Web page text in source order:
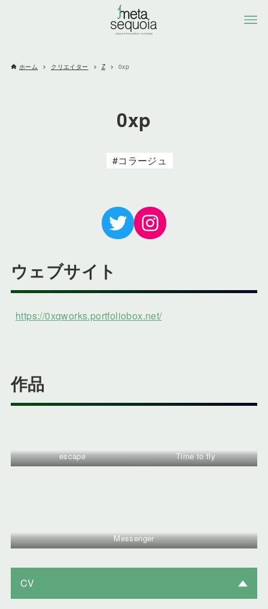
ホーム クリエイター Z 0xp
0xp
コラージュ
TwitterInstagram
ウェブサイト
https://0xqworks.portfoliobox.net/
作品
escape Time to fly
Messenger
CV